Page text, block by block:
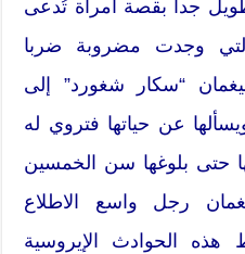
جدا بقصة امرأة تُدعى
وجدت مضروبة ضربا
“سكار شغورد” إلى
عن حياتها فتروي له
حتى بلوغها سن الخمسين
رجل واسع الاطلاع
هذه الحوادث الإيروسية